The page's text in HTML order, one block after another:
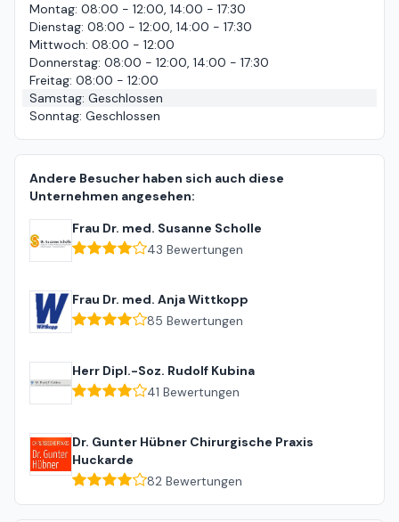
Montag: 08:00 - 12:00, 14:00 - 17:30
Dienstag: 08:00 - 12:00, 14:00 - 17:30
Mittwoch: 08:00 - 12:00
Donnerstag: 08:00 - 12:00, 14:00 - 17:30
Freitag: 08:00 - 12:00
Samstag: Geschlossen
Sonntag: Geschlossen
Andere Besucher haben sich auch diese
Unternehmen angesehen:
Frau Dr. med. Susanne Scholle
43 Bewertungen
Frau Dr. med. Anja Wittkopp
85 Bewertungen
Herr Dipl.-Soz. Rudolf Kubina
41 Bewertungen
Dr. Gunter Hübner Chirurgische Praxis
Huckarde
82 Bewertungen